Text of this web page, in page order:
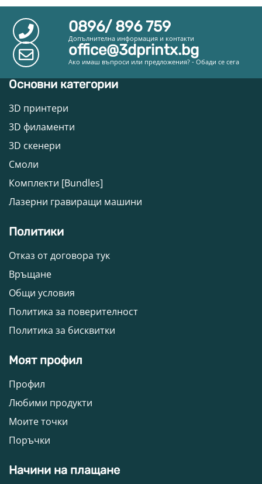
0896/ 896 759
Допълнителна информация и контакти
office@3dprintx.bg
Ако имаш въпроси или предложения? - Обади се сега
Основни категории
3D принтери
3D филаменти
3D скенери
Смоли
Комплекти [Bundles]
Лазерни гравиращи машини
Политики
Отказ от договора тук
Връщане
Общи условия
Политика за поверителност
Политика за бисквитки
Моят профил
Профил
Любими продукти
Моите точки
Поръчки
Начини на плащане